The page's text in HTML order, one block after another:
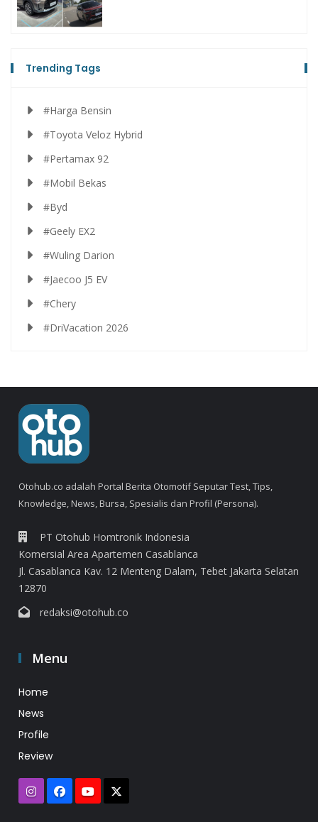
Trending Tags
#Harga Bensin
#Toyota Veloz Hybrid
#Pertamax 92
#Mobil Bekas
#Byd
#Geely EX2
#Wuling Darion
#Jaecoo J5 EV
#Chery
#DriVacation 2026
Otohub.co adalah Portal Berita Otomotif Seputar Test, Tips,
Knowledge, News, Bursa, Spesialis dan Profil (Persona).
PT Otohub Homtronik Indonesia
Komersial Area Apartemen Casablanca
Jl. Casablanca Kav. 12 Menteng Dalam, Tebet Jakarta Selatan
12870
redaksi@otohub.co
Menu
Home
News
Profile
Review